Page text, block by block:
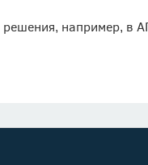
решения, например, в